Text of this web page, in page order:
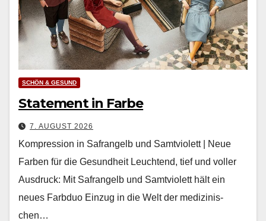
SCHÖN & GESUND
Statement in Farbe
7. AUGUST 2026
Kompression in Safrangelb und Samtviolett | Neue
Farben für die Gesundheit Leuch­t­end, tief und voller
Aus­druck: Mit Safrangelb und Samtvi­o­lett hält ein
neues Farb­duo Einzug in die Welt der medi­zinis­
chen…